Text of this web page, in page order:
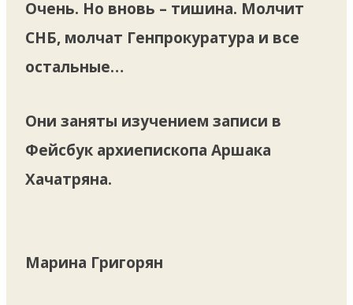
Очень. Но вновь – тишина. Молчит
СНБ, молчат Генпрокуратура и все
остальные…
Они заняты изучением записи в
Фейсбук архиепископа Аршака
Хачатряна.
Марина Григорян